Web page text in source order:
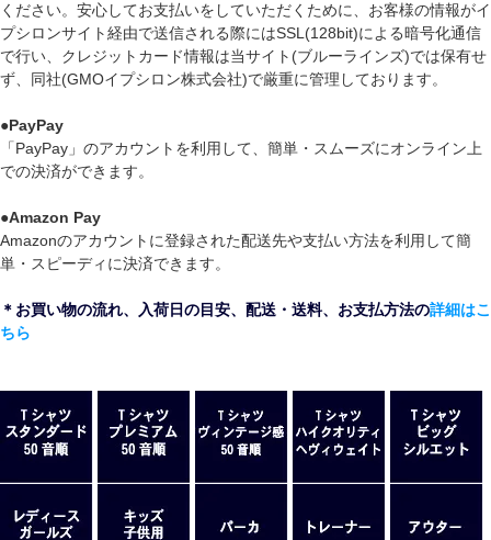
ください。安心してお支払いをしていただくために、お客様の情報がイ
プシロンサイト経由で送信される際にはSSL(128bit)による暗号化通信
で行い、クレジットカード情報は当サイト(ブルーラインズ)では保有せ
ず、同社(GMOイプシロン株式会社)で厳重に管理しております。
●PayPay
「PayPay」のアカウントを利用して、簡単・スムーズにオンライン上
での決済ができます。
●Amazon Pay
Amazonのアカウントに登録された配送先や支払い方法を利用して簡
単・スピーディに決済できます。
＊お買い物の流れ、入荷日の目安、配送・送料、お支払方法の詳細はこ
ちら